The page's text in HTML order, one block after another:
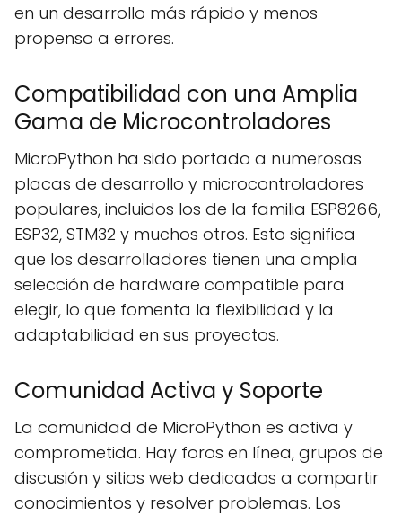
en un desarrollo más rápido y menos
propenso a errores.
Compatibilidad con una Amplia
Gama de Microcontroladores
MicroPython ha sido portado a numerosas
placas de desarrollo y microcontroladores
populares, incluidos los de la familia ESP8266,
ESP32, STM32 y muchos otros. Esto significa
que los desarrolladores tienen una amplia
selección de hardware compatible para
elegir, lo que fomenta la flexibilidad y la
adaptabilidad en sus proyectos.
Comunidad Activa y Soporte
La comunidad de MicroPython es activa y
comprometida. Hay foros en línea, grupos de
discusión y sitios web dedicados a compartir
conocimientos y resolver problemas. Los